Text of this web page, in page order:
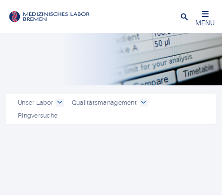
Schließen
MENU
Unser Labor
Qualitätsmanagement
Ringversuche